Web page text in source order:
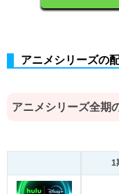
アニメシリーズの
アニメシリーズ全期
1